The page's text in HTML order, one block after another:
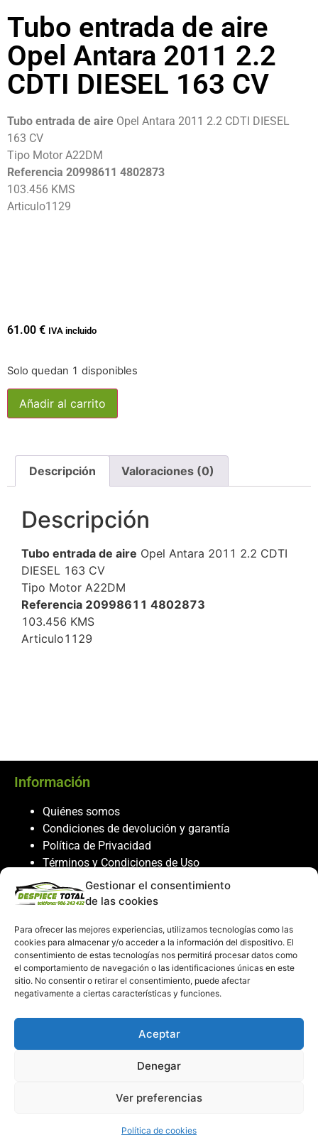
Gestionar el consentimiento
de las cookies
Para ofrecer las mejores experiencias, utilizamos tecnologías como las
cookies para almacenar y/o acceder a la información del dispositivo. El
consentimiento de estas tecnologías nos permitirá procesar datos como
el comportamiento de navegación o las identificaciones únicas en este
sitio. No consentir o retirar el consentimiento, puede afectar
negativamente a ciertas características y funciones.
Aceptar
Denegar
Ver preferencias
Política de cookies
Tubo entrada de aire
Opel Antara 2011 2.2
CDTI DIESEL 163 CV
Tubo entrada de aire Opel Antara 2011 2.2 CDTI DIESEL
163 CV
Tipo Motor A22DM
Referencia 20998611 4802873
103.456 KMS
Articulo1129
61.00 € IVA incluido
Solo quedan 1 disponibles
Añadir al carrito
Descripción Valoraciones (0)
Descripción
Tubo entrada de aire Opel Antara 2011 2.2 CDTI
DIESEL 163 CV
Tipo Motor A22DM
Referencia 20998611 4802873
103.456 KMS
Articulo1129
Información
Quiénes somos
Condiciones de devolución y garantía
Política de Privacidad
Términos y Condiciones de Uso
Política de Cookies
Servicio al cliente
Contacto
986 243 432
608 867 074
recambiosdespiecetotal@gmail.com
Mi cuenta
Mi Cuenta